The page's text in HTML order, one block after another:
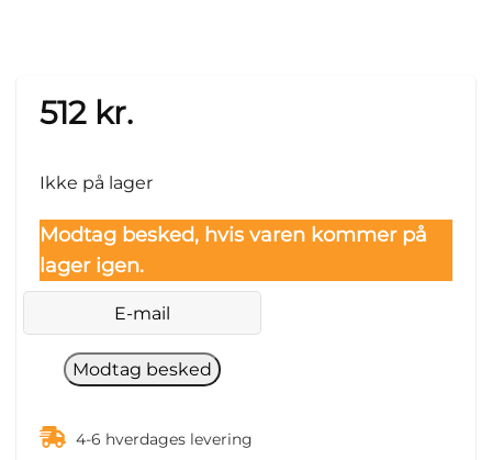
512 kr.
Ikke på lager
Modtag besked, hvis varen kommer på
lager igen.
4-6 hverdages levering